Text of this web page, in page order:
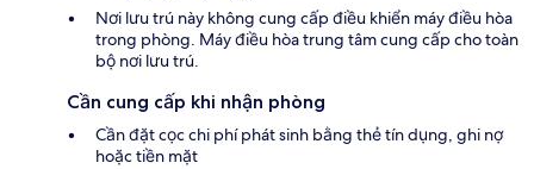
Nơi lưu trú này không cung cấp điều khiển máy điều hòa
trong phòng. Máy điều hòa trung tâm cung cấp cho toàn
bộ nơi lưu trú.
Cần cung cấp khi nhận phòng
Cần đặt cọc chi phí phát sinh bằng thẻ tín dụng, ghi nợ
hoặc tiền mặt